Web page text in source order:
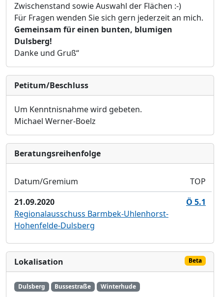
Zwischenstand sowie Auswahl der Flächen :-)
Für Fragen wenden Sie sich gern jederzeit an mich.
Gemeinsam für einen bunten, blumigen
Dulsberg!
Danke und Gruß“
Petitum/Beschluss
Um Kenntnisnahme wird gebeten.
Michael Werner-Boelz
Bera­tungs­reihen­folge
Datum/Gremium
TOP
21.09.2020
Ö 5.1
Regionalausschuss Barmbek-Uhlenhorst-
Hohenfelde-Dulsberg
Lokalisation Beta
Dulsberg Bussestraße Winterhude